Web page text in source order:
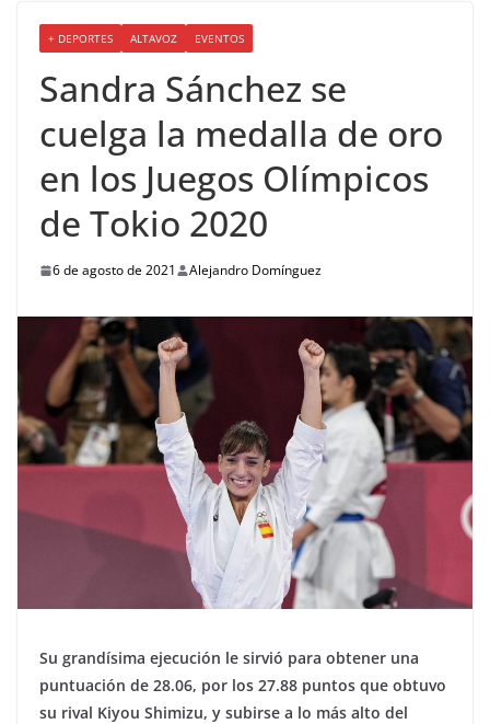
+ DEPORTES ALTAVOZ EVENTOS
Sandra Sánchez se
cuelga la medalla de oro
en los Juegos Olímpicos
de Tokio 2020
6 de agosto de 2021 Alejandro Domínguez
Su grandísima ejecución le sirvió para obtener una
puntuación de 28.06, por los 27.88 puntos que obtuvo
su rival Kiyou Shimizu, y subirse a lo más alto del